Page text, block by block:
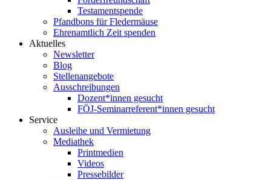
Testamentspende
Pfandbons für Fledermäuse
Ehrenamtlich Zeit spenden
Aktuelles
Newsletter
Blog
Stellenangebote
Ausschreibungen
Dozent*innen gesucht
FÖJ-Seminarreferent*innen gesucht
Service
Ausleihe und Vermietung
Mediathek
Printmedien
Videos
Pressebilder